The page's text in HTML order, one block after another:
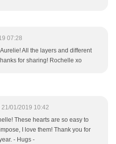
07:28
All the layers and different
for sharing! Rochelle xo
21/01/2019 10:42
These hearts are so easy to
I love them! Thank you for
- Hugs -